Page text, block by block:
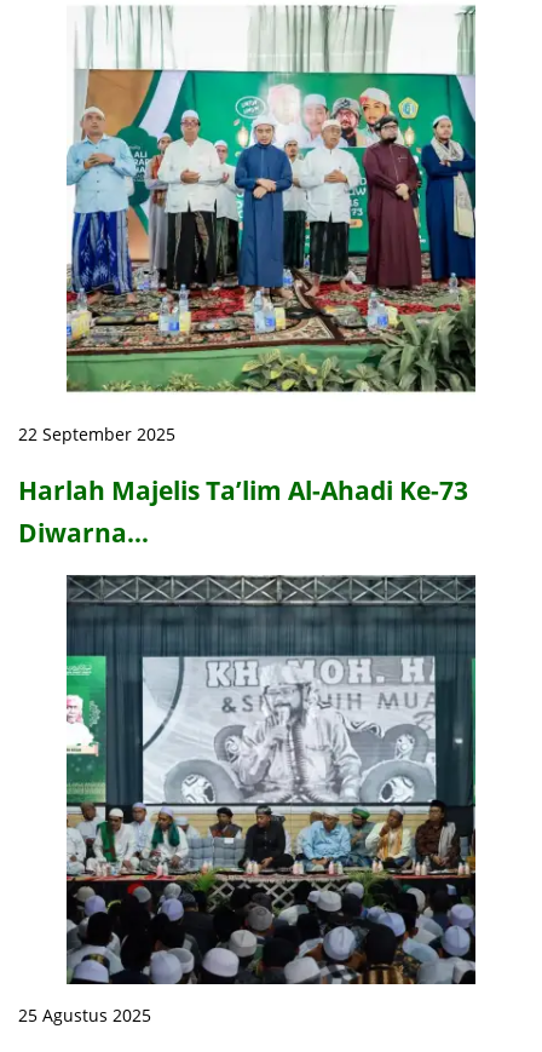
22 September 2025
Harlah Majelis Ta’lim Al-Ahadi Ke-73
Diwarna…
25 Agustus 2025